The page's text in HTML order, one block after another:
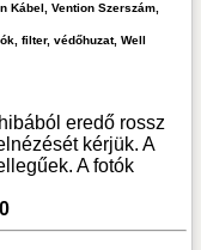
Kábel, Vention Szerszám,
filter, védőhuzat, Well
eredő rossz
kérjük. A
A fotók